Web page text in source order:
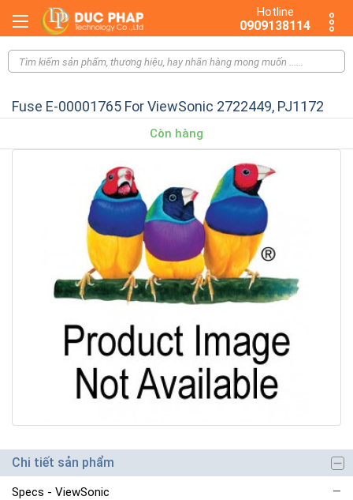
Hotline
0909138114
Fuse E-00001765 For ViewSonic 2722449, PJ1172
Còn hàng
Chi tiết sản phẩm
Specs - ViewSonic